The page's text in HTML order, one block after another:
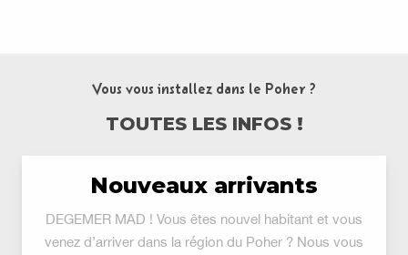
Vous vous installez dans le Poher ?
TOUTES LES INFOS !
Nouveaux arrivants
DEGEMER MAD ! Vous êtes nouvel habitant et vous
venez d’arriver dans la région du Poher ? Nous vous